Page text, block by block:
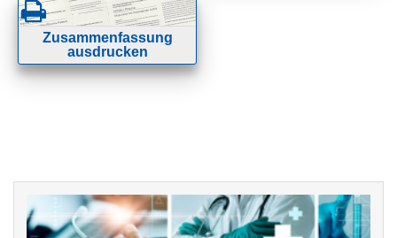
Zusammenfassung
ausdrucken